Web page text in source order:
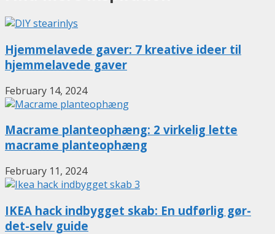
Hjemmelavede gaver: 7 kreative ideer til
hjemmelavede gaver
February 14, 2024
Macrame planteophæng: 2 virkelig lette
macrame planteophæng
February 11, 2024
IKEA hack indbygget skab: En udførlig gør-
det-selv guide